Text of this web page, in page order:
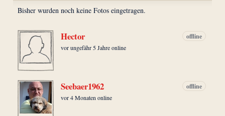
Bisher wurden noch keine Fotos eingetragen.
Hector offline
vor ungefähr 5 Jahre online
Seebaer1962 offline
vor 4 Monaten online